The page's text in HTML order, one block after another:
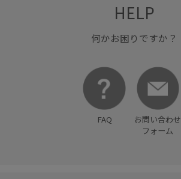
HELP
何かお困りですか？
FAQ
お問い合わせ
フォーム